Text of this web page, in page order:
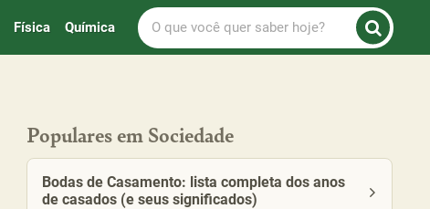
Física Química
O
que
você
hoje?
Populares em Sociedade
Bodas de Casamento: lista completa dos anos
de casados (e seus significados)